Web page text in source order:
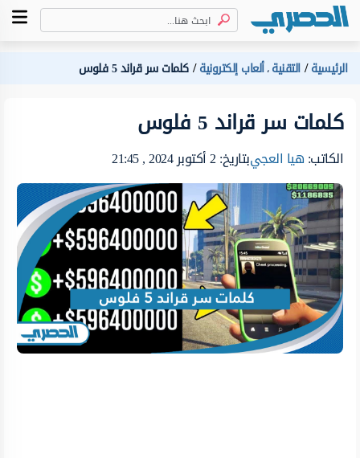
الرئيسية التقنية،ألعاب إلكترونية كلمات سر قراند 5 فلوس
كلمات سر قراند 5 فلوس
الكاتب:هيا العجيبتاريخ: 2 أكتوبر 2024 , 21:45